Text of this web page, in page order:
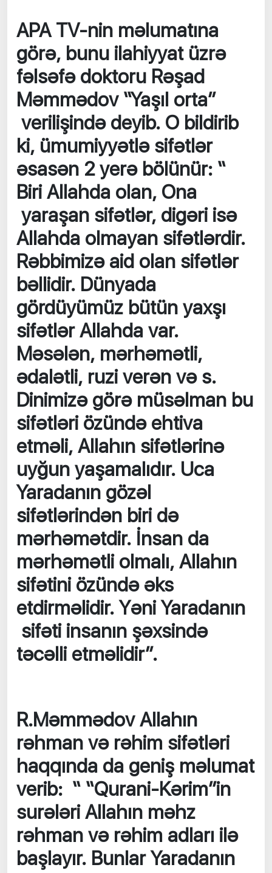
APA TV-nin məlumatına
görə, bunu ilahiyyat üzrə
fəlsəfə doktoru Rəşad
Məmmədov “Yaşıl orta”
verilişində deyib. O bildirib
ki, ümumiyyətlə sifətlər
əsasən 2 yerə bölünür: “
Biri Allahda olan, Ona
yaraşan sifətlər, digəri isə
Allahda olmayan sifətlərdir.
Rəbbimizə aid olan sifətlər
bəllidir. Dünyada
gördüyümüz bütün yaxşı
sifətlər Allahda var.
Məsələn, mərhəmətli,
ədalətli, ruzi verən və s.
Dinimizə görə müsəlman bu
sifətləri özündə ehtiva
etməli, Allahın sifətlərinə
uyğun yaşamalıdır. Uca
Yaradanın gözəl
sifətlərindən biri də
mərhəmətdir. İnsan da
mərhəmətli olmalı, Allahın
sifətini özündə əks
etdirməlidir. Yəni Yaradanın
sifəti insanın şəxsində
təcəlli etməlidir”.
R.Məmmədov Allahın
rəhman və rəhim sifətləri
haqqında da geniş məlumat
verib: “ “Qurani-Kərim”in
surələri Allahın məhz
rəhman və rəhim adları ilə
başlayır. Bunlar Yaradanın